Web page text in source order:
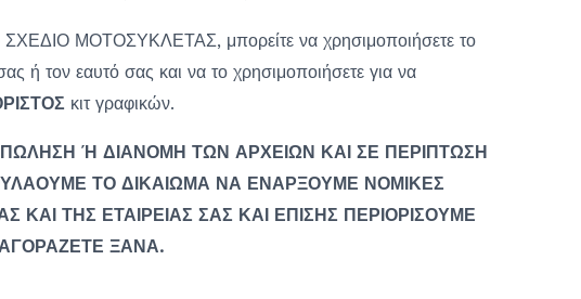
ΣΧΕΔΙΟ ΜΟΤΟΣΥΚΛΕΤΑΣ, μπορείτε να χρησιμοποιήσετε το
σας ή τον εαυτό σας και να το χρησιμοποιήσετε για να
κιτ γραφικών.
Ή ΔΙΑΝΟΜΗ ΤΩΝ ΑΡΧΕΙΩΝ ΚΑΙ ΣΕ ΠΕΡΙΠΤΩΣΗ
ΤΟ ΔΙΚΑΙΩΜΑ ΝΑ ΕΝΑΡΞΟΥΜΕ ΝΟΜΙΚΕΣ
ΚΑΙ ΤΗΣ ΕΤΑΙΡΕΙΑΣ ΣΑΣ ΚΑΙ ΕΠΙΣΗΣ ΠΕΡΙΟΡΙΣΟΥΜΕ
ΞΑΝΑ.